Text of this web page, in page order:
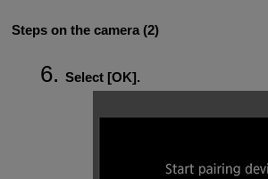
Steps on the camera (2)
Select [OK].